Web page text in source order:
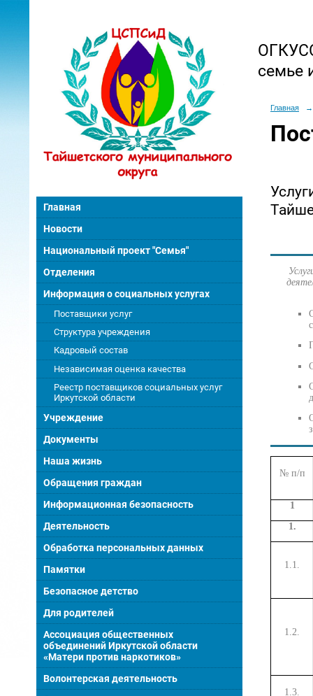
Главная
Новости
Национальный проект "Семья"
Отделения
Информация о социальных услугах
Поставщики услуг
Структура учреждения
Кадровый состав
Независимая оценка качества
Реестр поставщиков социальных услуг
Иркутской области
Учреждение
Документы
Наша жизнь
Обращения граждан
Информационная безопасность
Деятельность
Обработка персональных данных
Памятки
Безопасное детство
Для родителей
Ассоциация общественных
объединений Иркутской области
«Матери против наркотиков»
Волонтерская деятельность
семье
Главная →
№ п/п
1
1.
1.1.
1.2.
1.3.